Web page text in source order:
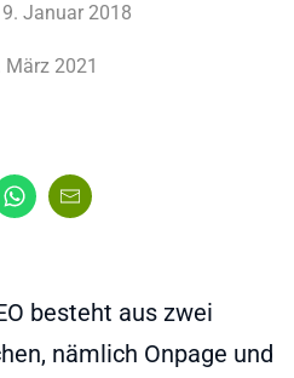
Januar 2018
2021
besteht aus zwei
nämlich Onpage und